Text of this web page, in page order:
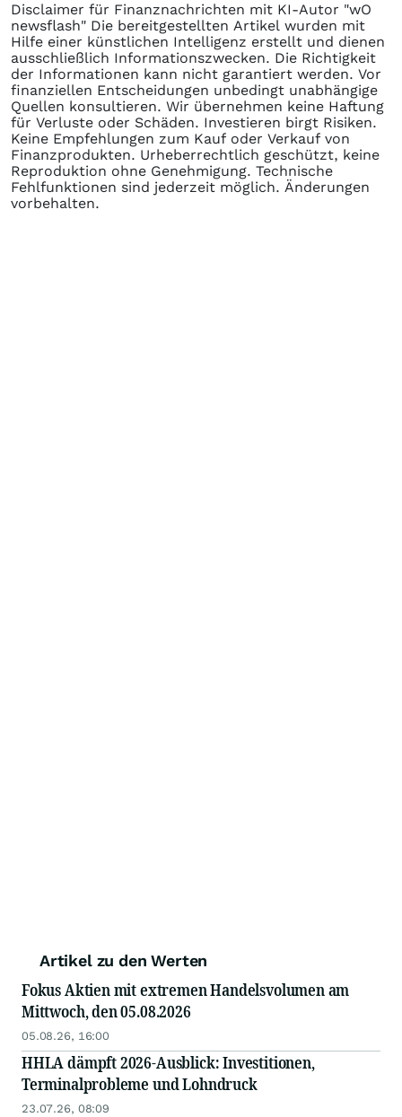
Disclaimer für Finanznachrichten mit KI-Autor "wO
newsflash" Die bereitgestellten Artikel wurden mit
Hilfe einer künstlichen Intelligenz erstellt und dienen
ausschließlich Informationszwecken. Die Richtigkeit
der Informationen kann nicht garantiert werden. Vor
finanziellen Entscheidungen unbedingt unabhängige
Quellen konsultieren. Wir übernehmen keine Haftung
für Verluste oder Schäden. Investieren birgt Risiken.
Keine Empfehlungen zum Kauf oder Verkauf von
Finanzprodukten. Urheberrechtlich geschützt, keine
Reproduktion ohne Genehmigung. Technische
Fehlfunktionen sind jederzeit möglich. Änderungen
vorbehalten.
Artikel zu den Werten
Fokus Aktien mit extremen Handelsvolumen am
Mittwoch, den 05.08.2026
05.08.26, 16:00
HHLA dämpft 2026‑Ausblick: Investitionen,
Terminalprobleme und Lohndruck
23.07.26, 08:09